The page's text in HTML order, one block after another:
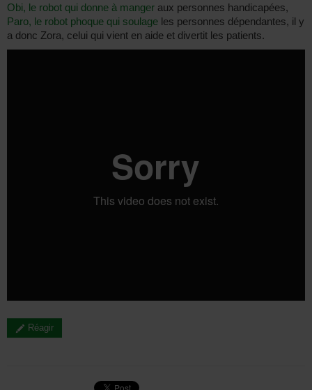
Obi, le robot qui donne à manger aux personnes handicapées,
Paro, le robot phoque qui soulage les personnes dépendantes, il y
a donc Zora, celui qui vient en aide et divertit les patients.
Réagir